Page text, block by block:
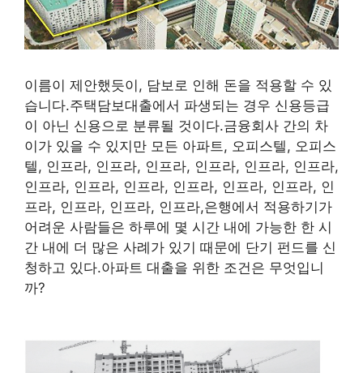
이름이 제안했듯이, 담보로 인해 돈을 적용할 수 있
습니다.주택담보대출에서 파생되는 경우 신용등급
이 아닌 신용으로 분류될 것이다.금융회사 간의 차
이가 있을 수 있지만 모든 아파트, 오피스텔, 오피스
텔, 인프라, 인프라, 인프라, 인프라, 인프라, 인프라,
인프라, 인프라, 인프라, 인프라, 인프라, 인프라, 인
프라, 인프라, 인프라, 인프라,은행에서 적용하기가
어려운 사람들은 하루에 몇 시간 내에 가능한 한 시
간 내에 더 많은 사례가 있기 때문에 단기 펀드를 신
청하고 있다.아파트 대출을 위한 조건은 무엇입니
까?